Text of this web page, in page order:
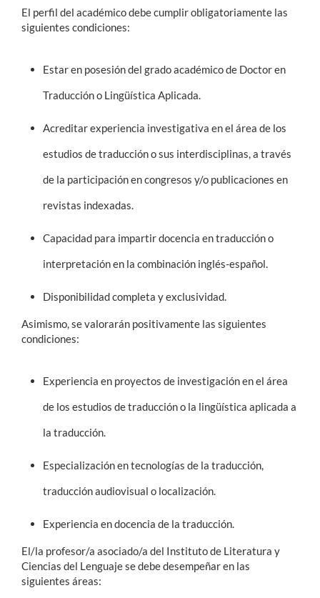
Estudiantes
Académicos
Alumni
El perfil del académico debe cumplir obligatoriamente las
siguientes condiciones:
Estar en posesión del grado académico de Doctor en
Traducción o Lingüística Aplicada.
Acreditar experiencia investigativa en el área de los
estudios de traducción o sus interdisciplinas, a través
de la participación en congresos y/o publicaciones en
revistas indexadas.
Capacidad para impartir docencia en traducción o
interpretación en la combinación inglés-español.
Disponibilidad completa y exclusividad.
Asimismo, se valorarán positivamente las siguientes
condiciones:
Experiencia en proyectos de investigación en el área
de los estudios de traducción o la lingüística aplicada a
la traducción.
Especialización en tecnologías de la traducción,
traducción audiovisual o localización.
Experiencia en docencia de la traducción.
El/la profesor/a asociado/a del Instituto de Literatura y
Ciencias del Lenguaje se debe desempeñar en las
siguientes áreas: